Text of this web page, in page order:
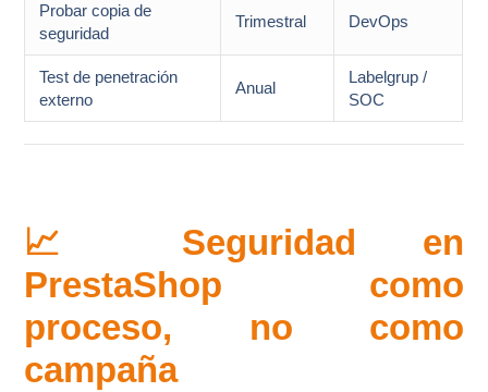
Probar copia de
seguridad
Trimestral DevOps
Test de penetración
externo
Anual
Labelgrup /
SOC
📈 Seguridad en
PrestaShop como
proceso, no como
campaña